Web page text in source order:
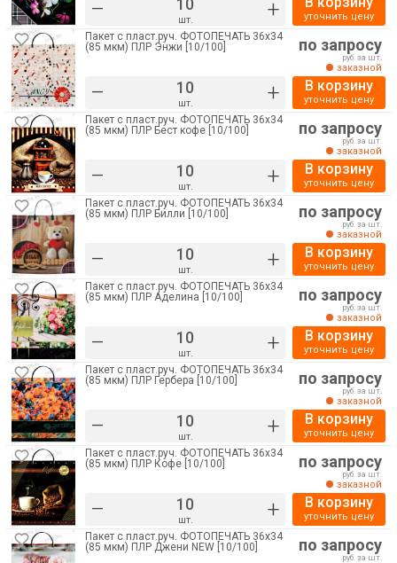
– шт. + уточнить цену
Пакет с пласт.руч. ФОТОПЕЧАТЬ 36х34
(85 мкм) ПЛР Энжи [10/100]
– шт. +
по запросу
руб. за шт.
заказной
В корзину
уточнить цену
Пакет с пласт.руч. ФОТОПЕЧАТЬ 36х34
(85 мкм) ПЛР Бест кофе [10/100]
– шт. +
по запросу
руб. за шт.
заказной
В корзину
уточнить цену
Пакет с пласт.руч. ФОТОПЕЧАТЬ 36х34
(85 мкм) ПЛР Билли [10/100]
– шт. +
по запросу
руб. за шт.
заказной
В корзину
уточнить цену
Пакет с пласт.руч. ФОТОПЕЧАТЬ 36х34
(85 мкм) ПЛР Аделина [10/100]
– шт. +
по запросу
руб. за шт.
заказной
В корзину
уточнить цену
Пакет с пласт.руч. ФОТОПЕЧАТЬ 36х34
(85 мкм) ПЛР Гербера [10/100]
– шт. +
по запросу
руб. за шт.
заказной
В корзину
уточнить цену
Пакет с пласт.руч. ФОТОПЕЧАТЬ 36х34
(85 мкм) ПЛР Кофе [10/100]
– шт. +
по запросу
руб. за шт.
заказной
В корзину
уточнить цену
Пакет с пласт.руч. ФОТОПЕЧАТЬ 36х34
(85 мкм) ПЛР Джени NEW [10/100]
по запросу
руб. за шт.